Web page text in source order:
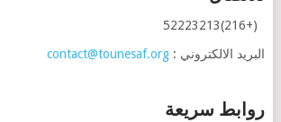
(+216)52223213
البريد الالكتروني : contact@tounesaf.org
روابط سريعة